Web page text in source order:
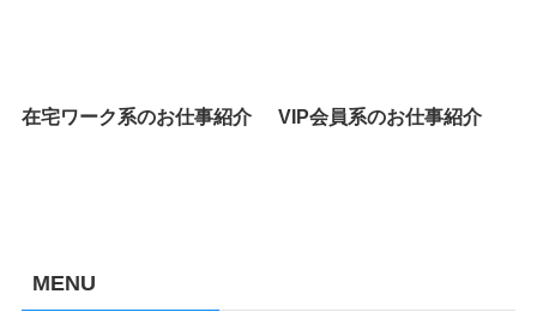
在宅ワーク系のお仕事紹介 VIP会員系のお仕事紹介
MENU